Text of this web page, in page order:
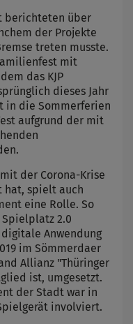
berichteten über
der Projekte
treten musste.
mit
das KJP
dieses Jahr
in die Sommerferien
aufgrund der mit
der Corona-Krise
hat, spielt auch
eine Rolle. So
Spielplatz 2.0
Anwendung
im Sömmerdaer
Allianz "Thüringer
ist, umgesetzt.
der Stadt war in
involviert.